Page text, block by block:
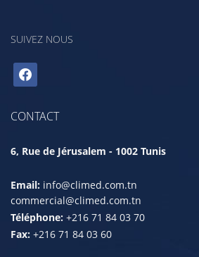
SUIVEZ NOUS
facebook
CONTACT
6, Rue de Jérusalem - 1002 Tunis
Email: info@climed.com.tn
commercial@climed.com.tn
Téléphone: +216 71 84 03 70
Fax: +216 71 84 03 60